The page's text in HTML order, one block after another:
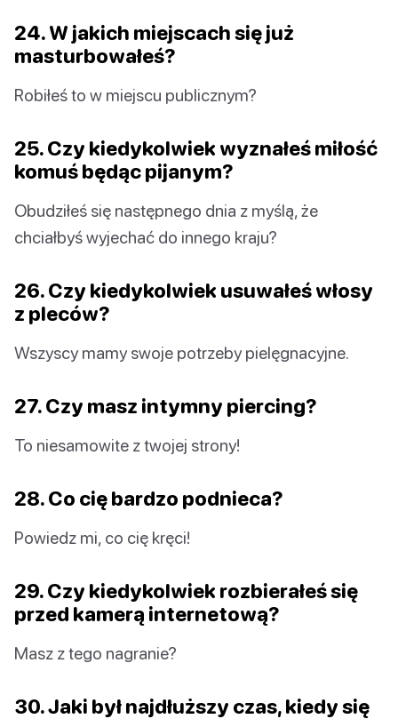
24. W jakich miejscach się już
masturbowałeś?
Robiłeś to w miejscu publicznym?
25. Czy kiedykolwiek wyznałeś miłość
komuś będąc pijanym?
Obudziłeś się następnego dnia z myślą, że
chciałbyś wyjechać do innego kraju?
26. Czy kiedykolwiek usuwałeś włosy
z pleców?
Wszyscy mamy swoje potrzeby pielęgnacyjne.
27. Czy masz intymny piercing?
To niesamowite z twojej strony!
28. Co cię bardzo podnieca?
Powiedz mi, co cię kręci!
29. Czy kiedykolwiek rozbierałeś się
przed kamerą internetową?
Masz z tego nagranie?
30. Jaki był najdłuższy czas, kiedy się